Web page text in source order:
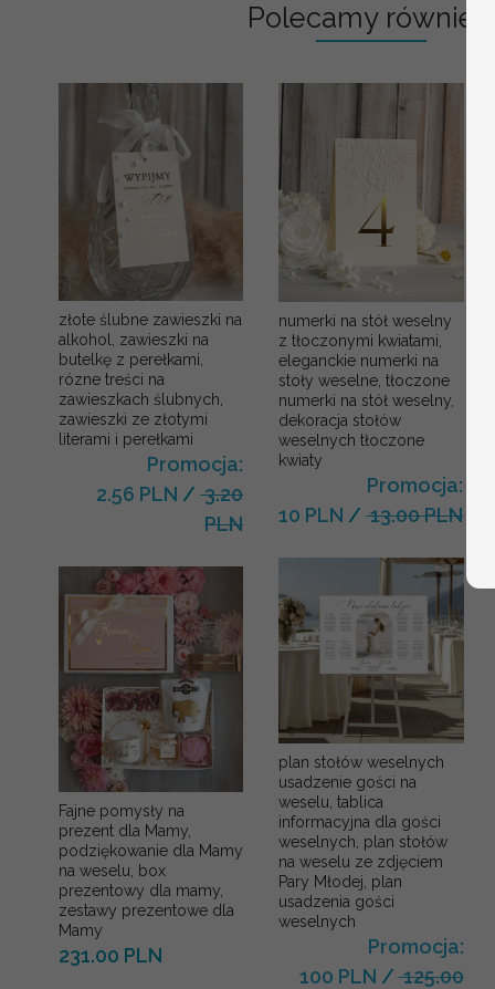
Polecamy również:
złote ślubne zawieszki na
alkohol, zawieszki na
butelkę z perełkami,
rózne treści na
zawieszkach ślubnych,
zawieszki ze złotymi
literami i perełkami
Promocja:
2.56 PLN /3.20
PLN
Fajne pomysły na
prezent dla Mamy,
podziękowanie dla Mamy
na weselu, box
prezentowy dla mamy,
zestawy prezentowe dla
Mamy
231.00 PLN
numerki na stół weselny
z tłoczonymi kwiatami,
eleganckie numerki na
stoły weselne, tłoczone
numerki na stół weselny,
dekoracja stołów
weselnych tłoczone
kwiaty
Promocja:
10 PLN /13.00 PLN
plan stołów weselnych
usadzenie gości na
weselu, tablica
informacyjna dla gości
weselnych, plan stołów
na weselu ze zdjęciem
Pary Młodej, plan
usadzenia gości
weselnych
Promocja:
100 PLN /125.00